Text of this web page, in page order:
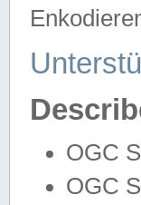
OGC
OGC